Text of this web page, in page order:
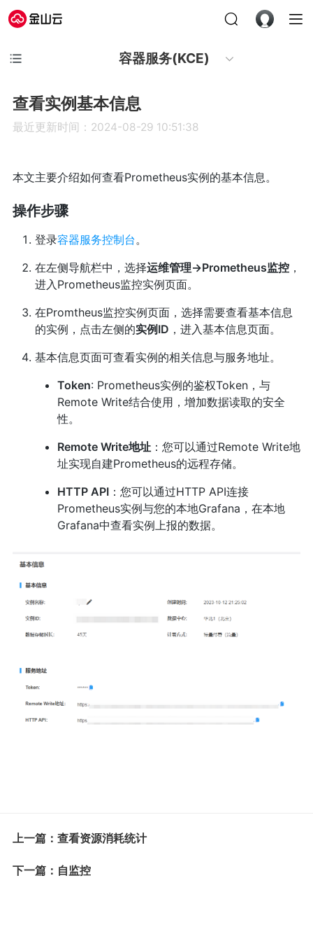
容器服务(KCE)
查看实例基本信息
最近更新时间：2024-08-29 10:51:38
本文主要介绍如何查看Prometheus实例的基本信息。
操作步骤
登录容器服务控制台。
在左侧导航栏中，选择运维管理->Prometheus监控，
进入Prometheus监控实例页面。
在Promtheus监控实例页面，选择需要查看基本信息
的实例，点击左侧的实例ID ，进入基本信息页面。
基本信息页面可查看实例的相关信息与服务地址。
Token: Prometheus实例的鉴权Token，与
Remote Write结合使用，增加数据读取的安全
性。
Remote Write地址：您可以通过Remote Write地
址实现自建Prometheus的远程存储。
HTTP API：您可以通过HTTP API连接
Prometheus实例与您的本地Grafana，在本地
Grafana中查看实例上报的数据。
上一篇：查看资源消耗统计
下一篇：自监控